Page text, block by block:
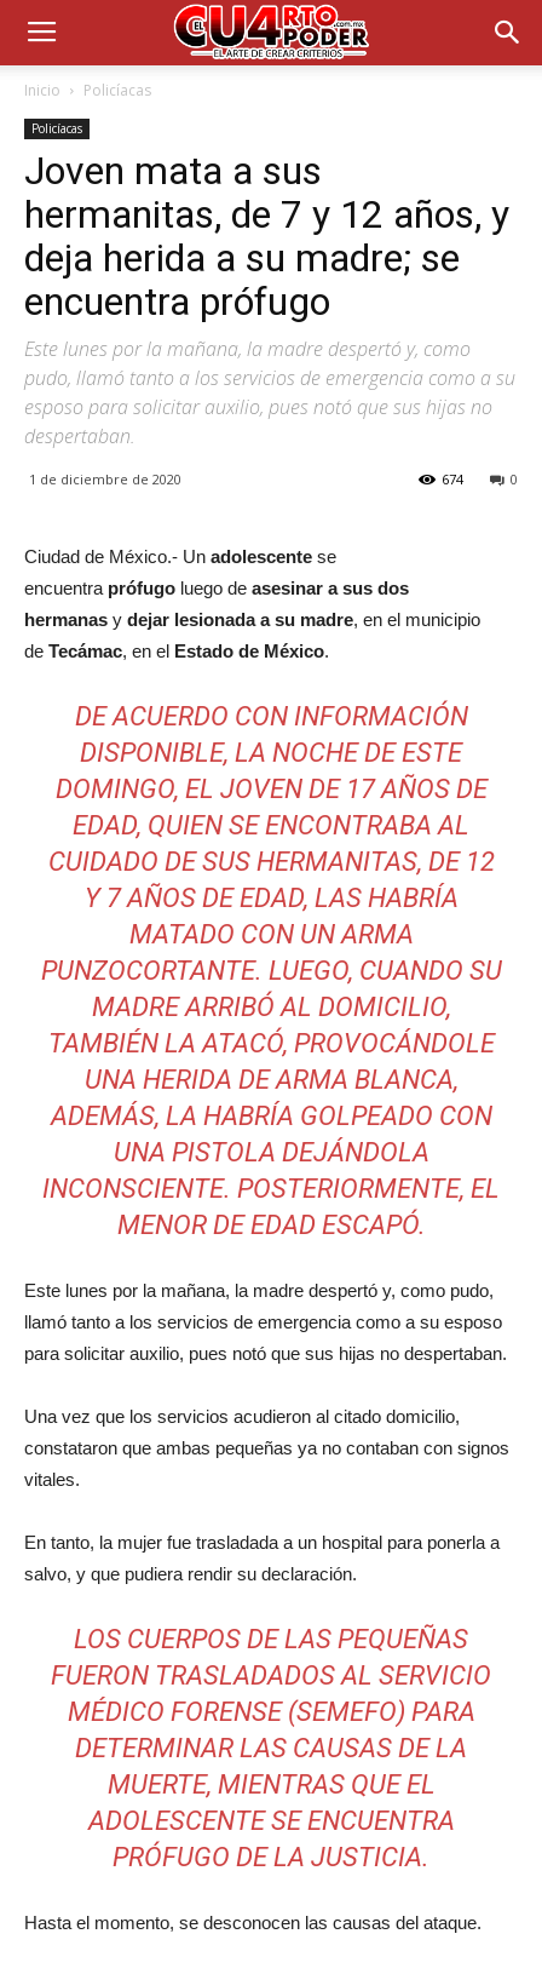
Inicio Policíacas
Policíacas
Joven mata a sus
hermanitas, de 7 y 12 años, y
deja herida a su madre; se
encuentra prófugo
Este lunes por la mañana, la madre despertó y, como
pudo, llamó tanto a los servicios de emergencia como a su
esposo para solicitar auxilio, pues notó que sus hijas no
despertaban.
1 de diciembre de 2020 0
674
Ciudad de México.- Un adolescente se
encuentra prófugo luego de asesinar a sus dos
hermanas y dejar lesionada a su madre, en el municipio
de Tecámac, en el Estado de México.
DE ACUERDO CON INFORMACIÓN
DISPONIBLE, LA NOCHE DE ESTE
DOMINGO, EL JOVEN DE 17 AÑOS DE
EDAD, QUIEN SE ENCONTRABA AL
CUIDADO DE SUS HERMANITAS, DE 12
Y 7 AÑOS DE EDAD, LAS HABRÍA
MATADO CON UN ARMA
PUNZOCORTANTE. LUEGO, CUANDO SU
MADRE ARRIBÓ AL DOMICILIO,
TAMBIÉN LA ATACÓ, PROVOCÁNDOLE
UNA HERIDA DE ARMA BLANCA,
ADEMÁS, LA HABRÍA GOLPEADO CON
UNA PISTOLA DEJÁNDOLA
INCONSCIENTE. POSTERIORMENTE, EL
MENOR DE EDAD ESCAPÓ.
Este lunes por la mañana, la madre despertó y, como pudo,
llamó tanto a los servicios de emergencia como a su esposo
para solicitar auxilio, pues notó que sus hijas no despertaban.
Una vez que los servicios acudieron al citado domicilio,
constataron que ambas pequeñas ya no contaban con signos
vitales.
En tanto, la mujer fue trasladada a un hospital para ponerla a
salvo, y que pudiera rendir su declaración.
LOS CUERPOS DE LAS PEQUEÑAS
FUERON TRASLADADOS AL SERVICIO
MÉDICO FORENSE (SEMEFO) PARA
DETERMINAR LAS CAUSAS DE LA
MUERTE, MIENTRAS QUE EL
ADOLESCENTE SE ENCUENTRA
PRÓFUGO DE LA JUSTICIA.
Hasta el momento, se desconocen las causas del ataque.